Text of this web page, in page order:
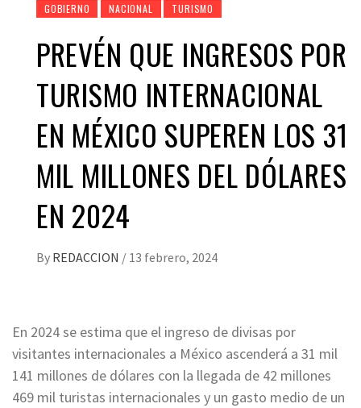
GOBIERNO NACIONAL TURISMO
PREVÉN QUE INGRESOS POR
TURISMO INTERNACIONAL
EN MÉXICO SUPEREN LOS 31
MIL MILLONES DEL DÓLARES
EN 2024
By REDACCION / 13 febrero, 2024
En 2024 se estima que el ingreso de divisas por
visitantes internacionales a México ascenderá a 31 mil
141 millones de dólares con la llegada de 42 millones
469 mil turistas internacionales y un gasto medio de un